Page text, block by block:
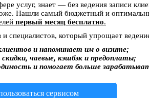
услуг, знает — без ведения записи
Нашли самый бюджетный и
первый месяц бесплатно.
специалистов, который упрощает
и напоминает им о визите;
чаевые, кэшбэк и предоплаты;
и помогает больше
сервисом